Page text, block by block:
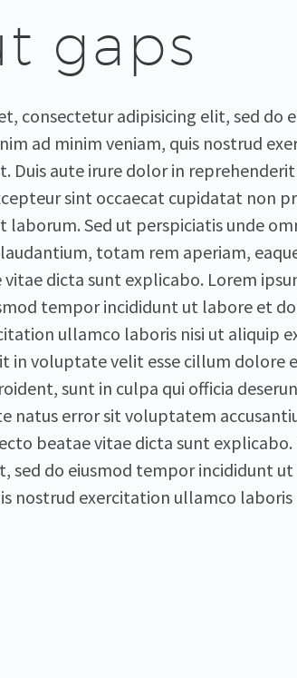
gaps
consectetur adipisicing elit, sed
ad minim veniam, quis nostrud
Duis aute irure dolor in
sint occaecat cupidatat non
laborum. Sed ut perspiciatis unde
totam rem aperiam,
dicta sunt explicabo. Lorem
tempor incididunt ut labore et
ullamco laboris nisi ut aliquip
in voluptate velit esse cillum dolore
sunt in culpa qui officia
natus error sit voluptatem
beatae vitae dicta sunt
sed do eiusmod tempor incididunt
nostrud exercitation ullamco